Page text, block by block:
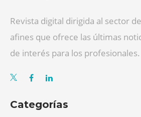
Revista digital dirigida al sector
afines que ofrece las últimas
de interés para los profesionales.
Categorías